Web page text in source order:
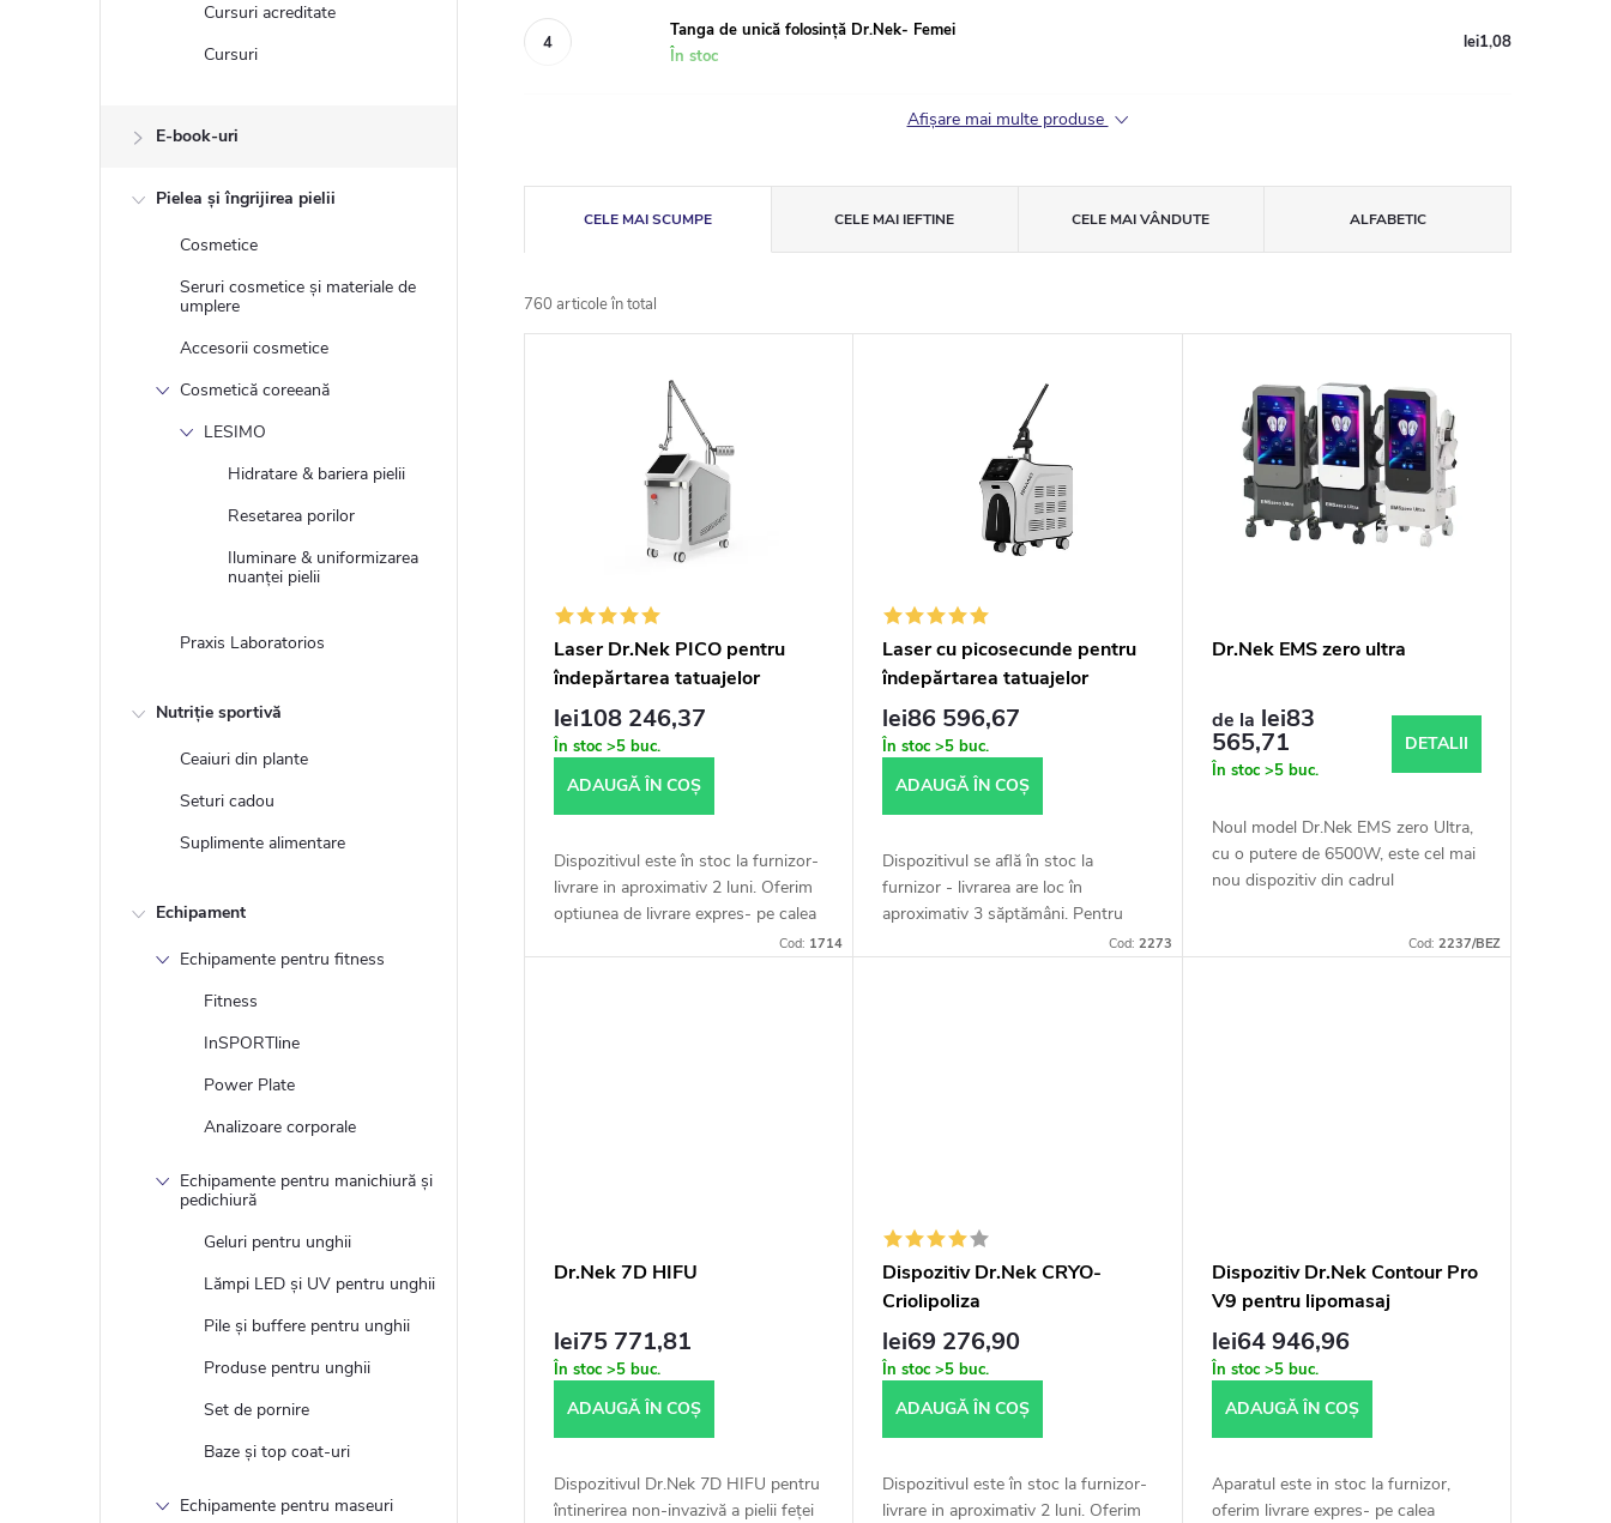
Cursuri acreditate
Cursuri
E-book-uri
Pielea și îngrijirea pielii
Cosmetice
Seruri cosmetice și materiale de
umplere
Accesorii cosmetice
Cosmetică coreeană
LESIMO
Hidratare & bariera pielii
Resetarea porilor
Iluminare & uniformizarea
nuanței pielii
Praxis Laboratorios
Nutriție sportivă
Ceaiuri din plante
Seturi cadou
Suplimente alimentare
Echipament
Echipamente pentru fitness
Fitness
InSPORTline
Power Plate
Analizoare corporale
Echipamente pentru manichiură și
pedichiură
Geluri pentru unghii
Lămpi LED și UV pentru unghii
Pile și buffere pentru unghii
Produse pentru unghii
Set de pornire
Baze și top coat-uri
Echipamente pentru maseuri
Tanga de unică folosință Dr.Nek- Femei
În stoc
lei1,08
Afişare mai multe produse
e
l
CELE MAI SCUMPE CELE MAI IEFTINE CELE MAI VÂNDUTE ALFABETIC
760 articole în total
s
Laser Dr.Nek PICO pentru
îndepărtarea tatuajelor
lei108 246,37
În stoc >5 buc.
ADAUGĂ ÎN COŞ
Dispozitivul este în stoc la furnizor-
livrare in aproximativ 2 luni. Oferim
optiunea de livrare expres- pe calea
aerului, calcul individual conform
Cod: 1714
Laser cu picosecunde pentru
îndepărtarea tatuajelor
lei86 596,67
În stoc>5 buc.
ADAUGĂ ÎN COŞ
Dispozitivul se află în stoc la
furnizor - livrarea are loc în
aproximativ 3 săptămâni. Pentru
toate informațiile, vă rugăm să oCod: 2273
Dr.Nek EMS zero ultra
de la lei83
565,71
În stoc >5 buc.
DETALII
Noul model Dr.Nek EMS zero Ultra,
cu o putere de 6500W, este cel mai
nou dispozitiv din cadrul
Tratamentul cu Dr.Nek...
Cod: 2237/BEZ
Dr.Nek 7D HIFU
lei75 771,81
În stoc >5 buc.
ADAUGĂ ÎN COŞ
Dispozitivul Dr.Nek 7D HIFU pentru
întinerirea non-invazivă a pielii feței
Dispozitiv Dr.Nek CRYO-
Criolipoliza
lei69 276,90
În stoc>5 buc.
ADAUGĂ ÎN COŞ
Dispozitivul este în stoc la furnizor-
livrare in aproximativ 2 luni. Oferim
Dispozitiv Dr.Nek Contour Pro
V9 pentru lipomasaj
lei64 946,96
În stoc >5 buc.
ADAUGĂ ÎN COŞ
Aparatul este in stoc la furnizor,
oferim livrare expres- pe calea